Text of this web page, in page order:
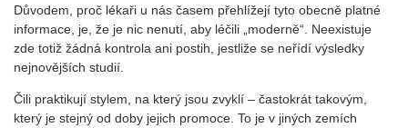
Důvodem, proč lékaři u nás časem přehlížejí tyto obecně platné
informace, je, že je nic nenutí, aby léčili „moderně“. Neexistuje
zde totiž žádná kontrola ani postih, jestliže se neřídí výsledky
nejnovějších studií.
Čili praktikují stylem, na který jsou zvyklí – častokrát takovým,
který je stejný od doby jejich promoce. To je v jiných zemích